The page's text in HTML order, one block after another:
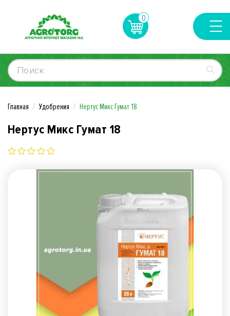
0
Главная Удобрения Нертус Микс Гумат 18
Нертус Микс Гумат 18